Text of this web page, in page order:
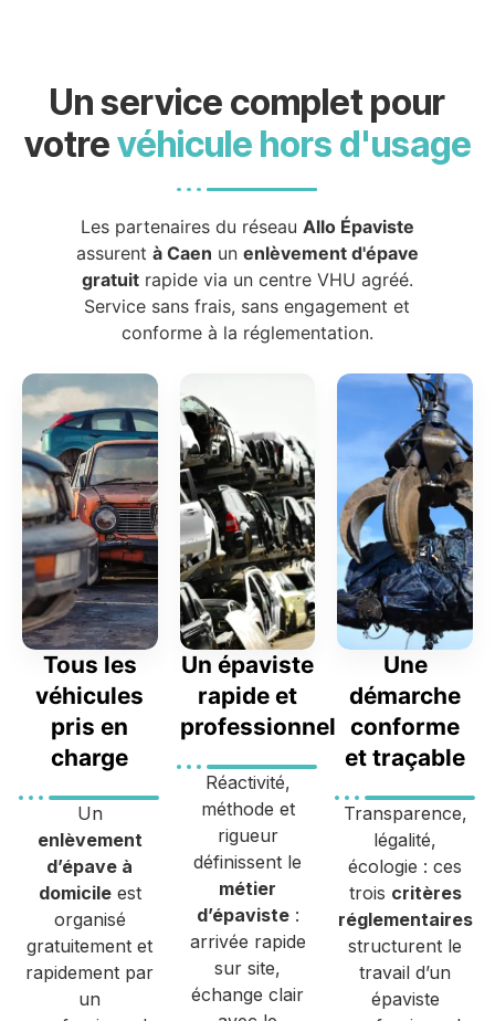
Un service complet pour
votrevéhicule hors d'usage
Les partenaires du réseau Allo Épaviste
assurent à Caen un enlèvement d'épave
gratuitrapide via un centre VHU agréé.
Service sans frais, sans engagement et
conforme à la réglementation.
Tous les
véhicules
pris en
charge
Un
enlèvement
d’épave à
domicileest
organisé
gratuitement et
rapidement par
un
Un épaviste
rapide et
professionnel
Réactivité,
méthode et
rigueur
définissent le
métier
d’épaviste:
arrivée rapide
sur site,
échange clair
Une
démarche
conforme
et traçable
Transparence,
légalité,
écologie : ces
trois critères
réglementaires
structurent le
travail d’un
épaviste